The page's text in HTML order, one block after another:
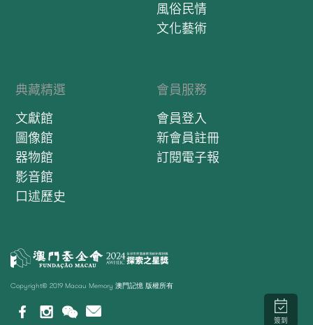
風俗民情
文化藝術
典藏精選
文獻館
圖像館
器物館
影音館
口述歷史
會員服務
會員登入
新會員註冊
訂閱電子報
Copyright© 2019 Macau Memory 澳門記憶 版權所有
簽到